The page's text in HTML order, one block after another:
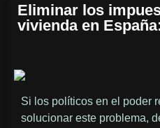
Eliminar los
vivienda en
Si los políticos en el poder
solucionar este problema,